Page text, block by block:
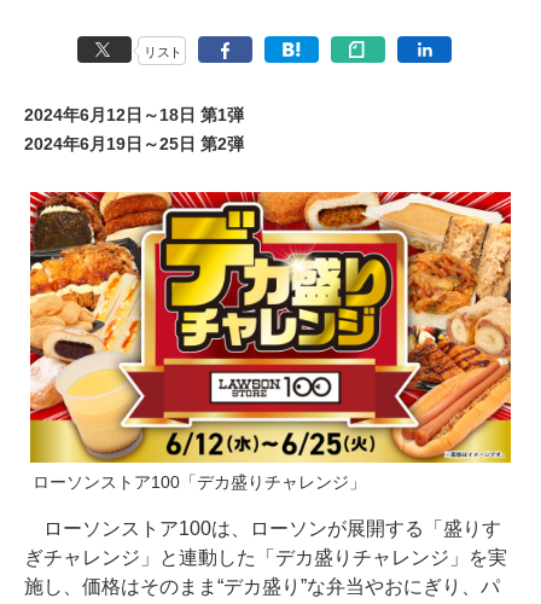
リスト
2024年6月12日～18日 第1弾
2024年6月19日～25日 第2弾
ローソンストア100「デカ盛りチャレンジ」
ローソンストア100は、ローソンが展開する「盛りす
ぎチャレンジ」と連動した「デカ盛りチャレンジ」を実
施し、価格はそのまま“デカ盛り”な弁当やおにぎり、パ